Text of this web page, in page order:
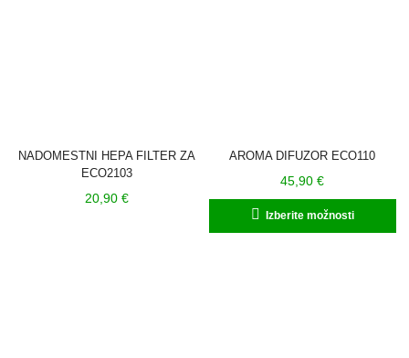
NADOMESTNI HEPA FILTER ZA
ECO2103
20,90 €
AROMA DIFUZOR ECO110
45,90€
Izberite možnosti